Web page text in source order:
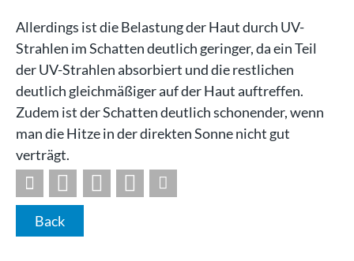
Allerdings ist die Belastung der Haut durch UV-
Strahlen im Schatten deutlich geringer, da ein Teil
der UV-Strahlen absorbiert und die restlichen
deutlich gleichmäßiger auf der Haut auftreffen.
Zudem ist der Schatten deutlich schonender, wenn
man die Hitze in der direkten Sonne nicht gut
verträgt.
Back